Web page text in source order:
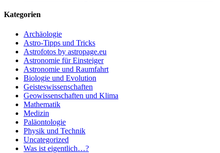
Kategorien
Archäologie
Astro-Tipps und Tricks
Astrofotos by astropage.eu
Astronomie für Einsteiger
Astronomie und Raumfahrt
Biologie und Evolution
Geisteswissenschaften
Geowissenschaften und Klima
Mathematik
Medizin
Paläontologie
Physik und Technik
Uncategorized
Was ist eigentlich…?